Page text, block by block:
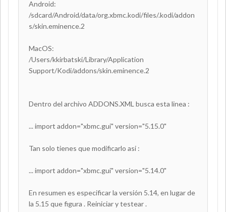
Android:
/sdcard/Android/data/org.xbmc.kodi/files/.kodi/addon
s/skin.eminence.2
MacOS:
/Users/kkirbatski/Library/Application
Support/Kodi/addons/skin.eminence.2
Dentro del archivo ADDONS.XML busca esta linea :
... import addon="xbmc.gui" version="5.15.0"
Tan solo tienes que modificarlo asi :
... import addon="xbmc.gui" version="5.14.0"
En resumen es especificar la versión 5.14, en lugar de
la 5.15 que figura . Reiniciar y testear .